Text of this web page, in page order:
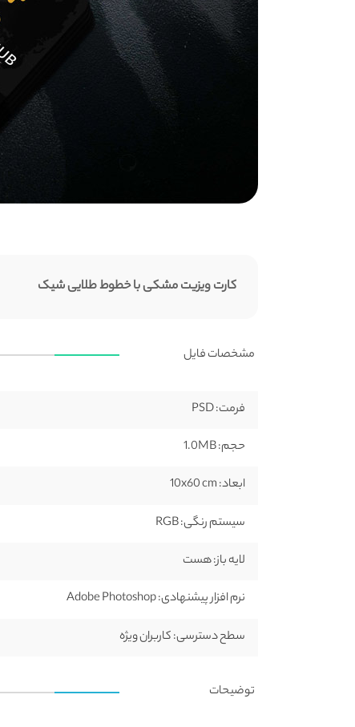
کارت ویزیت مشکی با خطوط طلایی شیک
مشخصات فایل
فرمت:
حجم:
ابعاد:
سیستم رنگی:
لایه باز:هست
نرم افزار پیشنهادی:
سطح دسترسی:کاربران ویژه
توضیحات